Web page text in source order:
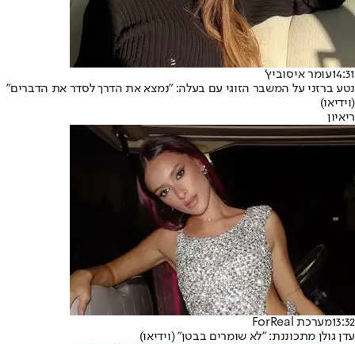
14:31עומר איסוביץ'
נטע ברזני על המשבר הזוגי עם בעלה: "נמצא את הדרך לסדר את הדברים"
(וידיאו)
ריאיון
13:32מערכת ForReal
עדן גולן מתכוננת: "לא שומרים בבטן" (וידיאו)